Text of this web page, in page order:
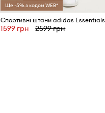
Ще -5% з кодом WEB*
Спортивні штани adidas Essentials
1599 грн 2599 грн